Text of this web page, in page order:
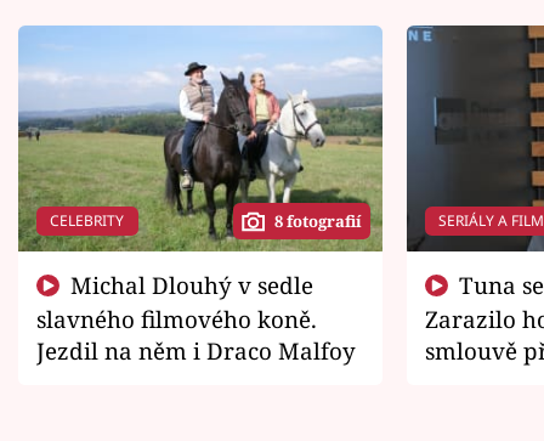
CELEBRITY 8 fotografií
slavného filmového koně.
Jezdil na něm i Draco Malfoy
SERIÁLY A
Zarazilo
smlouvě